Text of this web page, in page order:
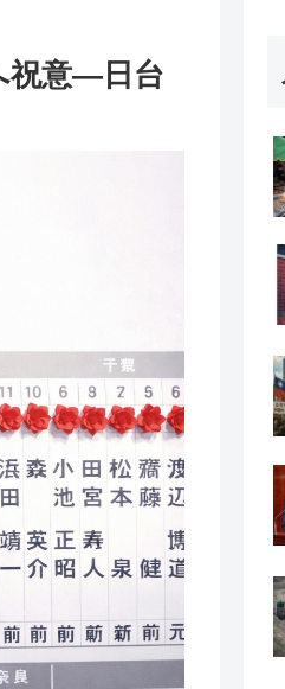
祝意―日台